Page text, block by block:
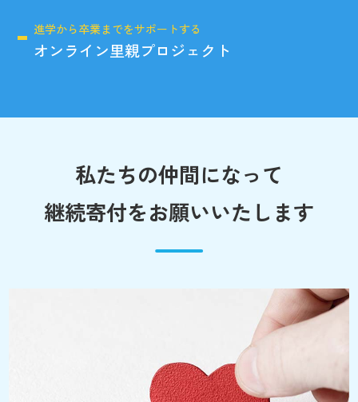
進学から卒業までをサポートする
オンライン里親プロジェクト
私たちの仲間になって
継続寄付をお願いいたします